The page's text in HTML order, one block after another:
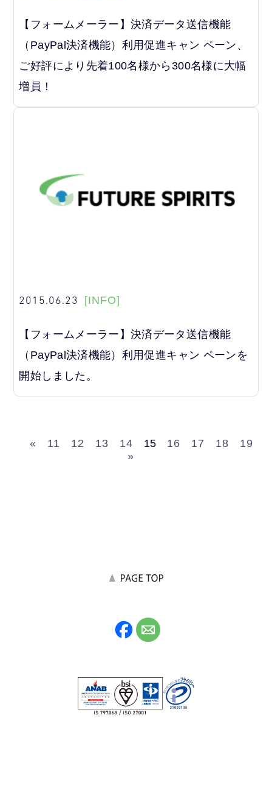
【フォームメーラー】決済データ送信機能
（PayPal決済機能）利用促進キャン ペーン、
ご好評により先着100名様から300名様に大幅
増員！
2015.06.23 [INFO]
【フォームメーラー】決済データ送信機能
（PayPal決済機能）利用促進キャン ペーンを
開始しました。
« 11 12 13 14 15 16 17 18
19
»